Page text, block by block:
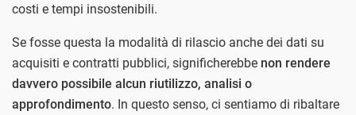
costi e tempi insostenibili.
Se fosse questa la modalità di rilascio anche dei dati su
acquisiti e contratti pubblici, significherebbe non rendere
davvero possibile alcun riutilizzo, analisi o
approfondimento. In questo senso, ci sentiamo di ribaltare